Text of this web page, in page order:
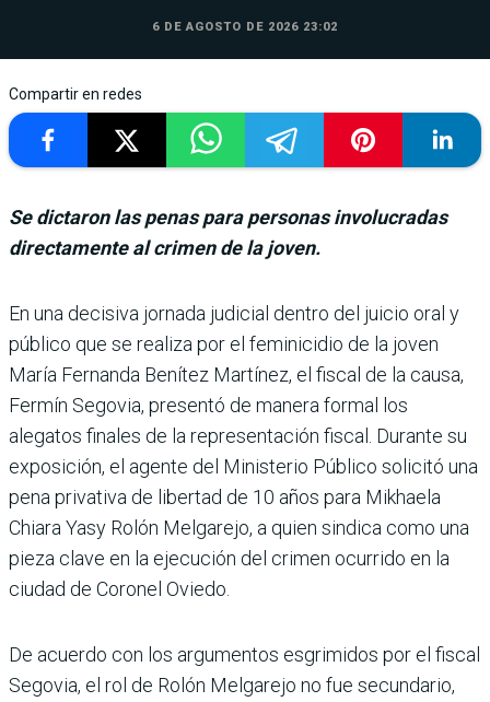
6 DE AGOSTO DE 2026 23:02
Compartir en redes
Se dictaron las penas para personas involucradas
directamente al crimen de la joven.
En una decisiva jornada judicial dentro del jui­cio oral y
público que se realiza por el feminicidio de la joven
María Fernanda Benítez Martínez, el fiscal de la causa,
Fermín Segovia, pre­sentó de manera formal los
alegatos finales de la repre­sentación fiscal. Durante su
exposición, el agente del Ministerio Público solicitó una
pena privativa de liber­tad de 10 años para Mikhaela
Chiara Yasy Rolón Melgarejo, a quien sindica como una
pieza clave en la ejecución del crimen ocurrido en la
ciudad de Coronel Oviedo.
De acuerdo con los argumentos esgrimidos por el fiscal
Sego­via, el rol de Rolón Melgarejo no fue secundario,